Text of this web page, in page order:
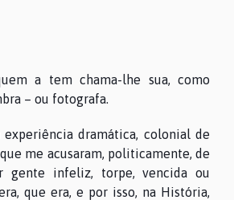
a tem chama-lhe sua, como
– ou fotografa.
dramática, colonial de
me acusaram, politicamente, de
gente infeliz, torpe, vencida ou
que era, e por isso, na História,